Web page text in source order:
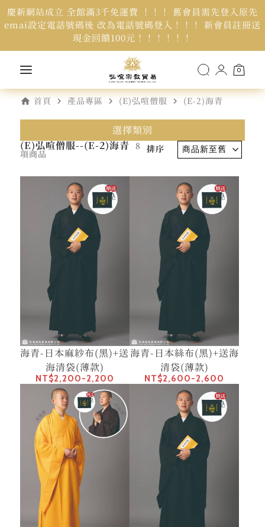
慶新網站成立 全館滿3千免運費 ！！！ 舊會員需先登入原先
emai設定電話號碼後 改為電話號碼登入！！！ 新會員註冊送
現金回饋100元！！！！！！
0
home 首頁 navigate_next 產品專區 navigate_next (E)弘喧僧服 navigate_next (E-2)海青
選擇類別
(E)弘喧僧服--(E-2)海青
8
項商品
排序
海青-日本麻紗布(黑)+送
海清袋(薄款)
NT$2,200-2,200
海青-日本絲布(黑)+送海
清袋(薄款)
NT$2,600-2,600